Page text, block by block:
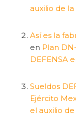
auxilio de la
Así es la
en Plan
DEFENSA
Sueldos
Ejército
el auxilio